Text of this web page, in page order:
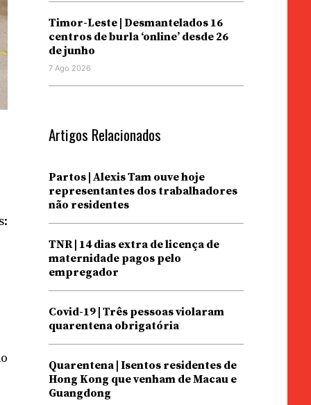
Timor-Leste | Desmantelados 16
centros de burla ‘online’ desde 26
de junho
7 Ago 2026
Artigos Relacionados
Partos | Alexis Tam ouve hoje
representantes dos trabalhadores
não residentes
TNR | 14 dias extra de licença de
maternidade pagos pelo
empregador
Covid-19 | Três pessoas violaram
quarentena obrigatória
Quarentena | Isentos residentes de
Hong Kong que venham de Macau e
Guangdong